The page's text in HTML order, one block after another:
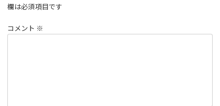
欄は必須項目です
コメント ※